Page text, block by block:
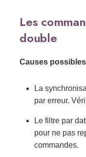
Les
double
Causes
La
par erreur.
Le filtre par
pour ne pas
commandes.